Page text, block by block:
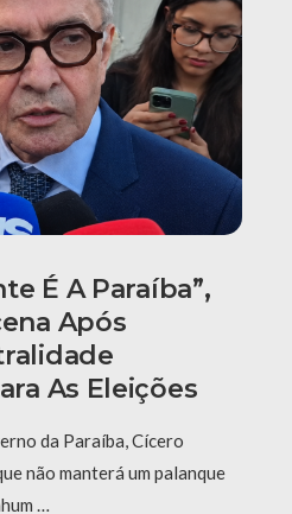
É A Paraíba”,
Após
As Eleições
da Paraíba, Cícero
não manterá um palanque
…